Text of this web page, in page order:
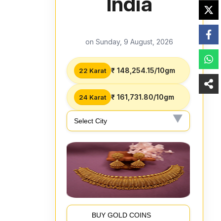
on Sunday, 9 August, 2026
22 Karat ₹ 148,254.15/10gm
24 Karat ₹ 161,731.80/10gm
BUY GOLD COINS